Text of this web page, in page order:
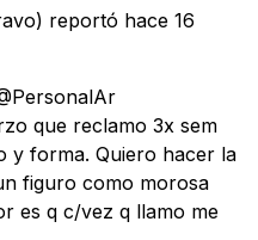
reportó hace 16
que reclamo 3x sem
y forma. Quiero hacer la
figuro como morosa
es q c/vez q llamo me